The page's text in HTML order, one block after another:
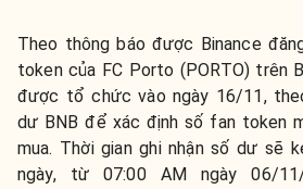
Theo thông báo được Binance
token của FC Porto (PORTO) trên
được tổ chức vào ngày 16/11,
dư BNB để xác định số fan token
mua. Thời gian ghi nhận số dư sẽ
ngày, từ 07:00 AM ngày 06/